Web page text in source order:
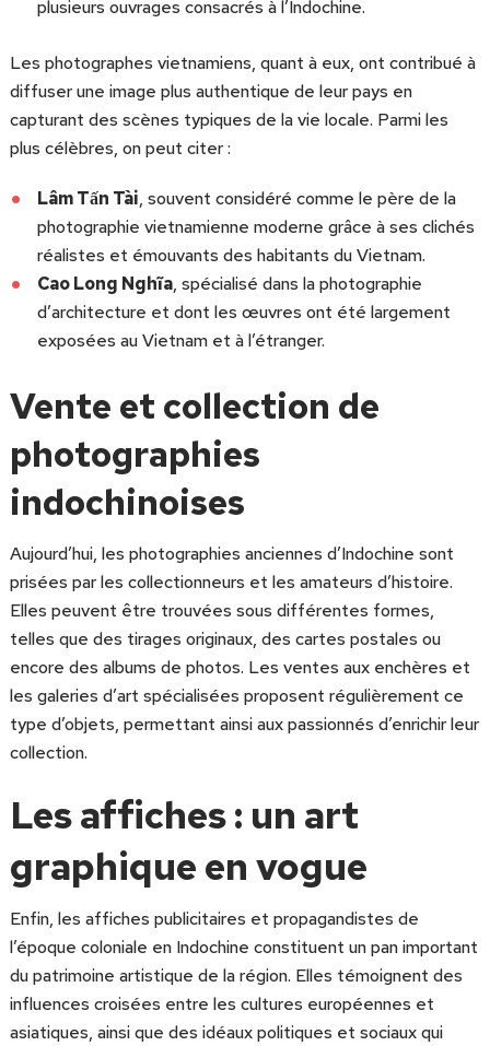
plusieurs ouvrages consacrés à l’Indochine.
Les photographes vietnamiens, quant à eux, ont contribué à
diffuser une image plus authentique de leur pays en
capturant des scènes typiques de la vie locale. Parmi les
plus célèbres, on peut citer :
Lâm Tấn Tài, souvent considéré comme le père de la
photographie vietnamienne moderne grâce à ses clichés
réalistes et émouvants des habitants du Vietnam.
Cao Long Nghĩa, spécialisé dans la photographie
d’architecture et dont les œuvres ont été largement
exposées au Vietnam et à l’étranger.
Vente et collection de
photographies
indochinoises
Aujourd’hui, les photographies anciennes d’Indochine sont
prisées par les collectionneurs et les amateurs d’histoire.
Elles peuvent être trouvées sous différentes formes,
telles que des tirages originaux, des cartes postales ou
encore des albums de photos. Les ventes aux enchères et
les galeries d’art spécialisées proposent régulièrement ce
type d’objets, permettant ainsi aux passionnés d’enrichir leur
collection.
Les affiches : un art
graphique en vogue
Enfin, les affiches publicitaires et propagandistes de
l’époque coloniale en Indochine constituent un pan important
du patrimoine artistique de la région. Elles témoignent des
influences croisées entre les cultures européennes et
asiatiques, ainsi que des idéaux politiques et sociaux qui